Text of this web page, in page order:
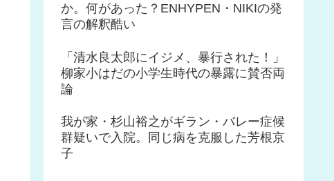
か。何があった？ENHYPEN・NIKIの発
言の解釈酷い
「清水良太郎にイジメ、暴行された！」
柳家小はだの小学生時代の暴露に賛否両
論
我が家・杉山裕之がギラン・バレー症候
群疑いで入院。同じ病を克服した芳根京
子